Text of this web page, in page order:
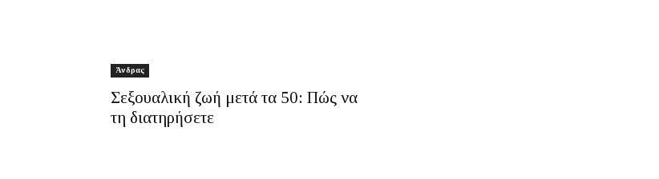
Άνδρας
Σεξουαλική ζωή μετά τα 50: Πώς να
τη διατηρήσετε